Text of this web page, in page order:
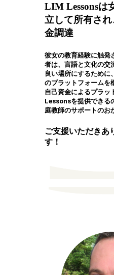
LIM Lessonsは
立して所有さ
金調達
彼女の教育経験に触発
者は、言語と文化の交
良い場所にするために
のプラットフォームを
自己資金によるプラッ
Lessonsを提供できる
庭教師のサポートのお
ご支援いただきあ
す！